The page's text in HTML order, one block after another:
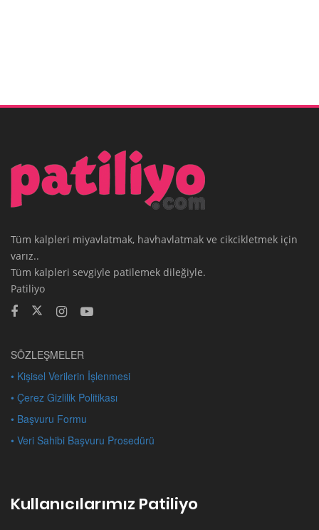
Tüm kalpleri miyavlatmak, havhavlatmak ve cikcikletmek için
varız..
Tüm kalpleri sevgiyle patilemek dileğiyle.
Patiliyo
SÖZLEŞMELER
• Kişisel Verilerin İşlenmesi
• Çerez Gizlilik Politikası
• Başvuru Formu
• Veri Sahibi Başvuru Prosedürü
Kullanıcılarımız Patiliyo